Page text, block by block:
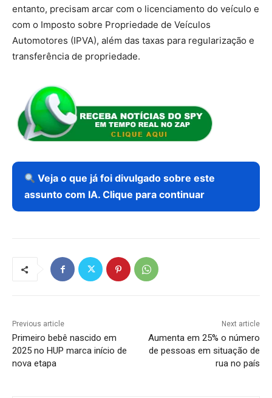
entanto, precisam arcar com o licenciamento do veículo e
com o Imposto sobre Propriedade de Veículos
Automotores (IPVA), além das taxas para regularização e
transferência de propriedade.
Veja o que já foi divulgado sobre este
assunto com IA. Clique para continuar
Previous article
Primeiro bebê nascido em
2025 no HUP marca início de
nova etapa
Next article
Aumenta em 25% o número
de pessoas em situação de
rua no país